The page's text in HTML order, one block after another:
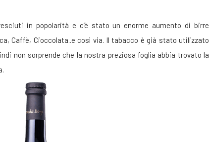
in popolarità e c’è stato un enorme aumento di birre
Caffè, Cioccolata..e così via. Il tabacco è già stato utilizzato
non sorprende che la nostra preziosa foglia abbia trovato la